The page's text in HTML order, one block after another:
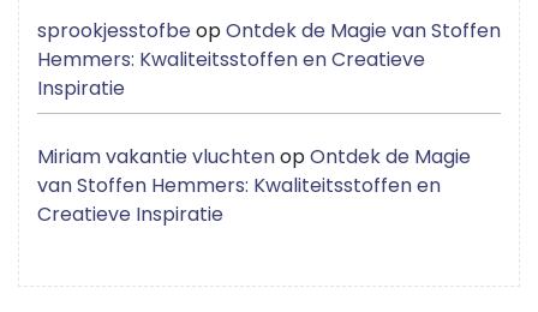
sprookjesstofbeopOntdek de Magie van Stoffen
Hemmers: Kwaliteitsstoffen en Creatieve
Inspiratie
Miriam vakantie vluchtenopOntdek de Magie
van Stoffen Hemmers: Kwaliteitsstoffen en
Creatieve Inspiratie